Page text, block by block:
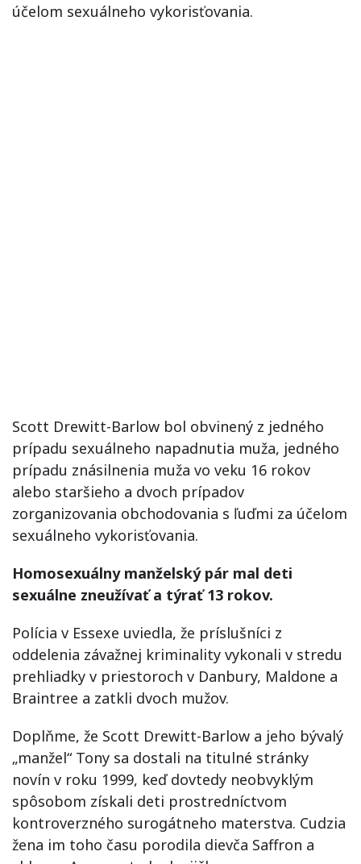
účelom sexuálneho vykorisťovania.
Scott Drewitt-Barlow bol obvinený z jedného
prípadu sexuálneho napadnutia muža, jedného
prípadu znásilnenia muža vo veku 16 rokov
alebo staršieho a dvoch prípadov
zorganizovania obchodovania s ľuďmi za účelom
sexuálneho vykorisťovania.
Homosexuálny manželský pár mal deti
sexuálne zneužívať a týrať 13 rokov.
Polícia v Essexe uviedla, že príslušníci z
oddelenia závažnej kriminality vykonali v stredu
prehliadky v priestoroch v Danbury, Maldone a
Braintree a zatkli dvoch mužov.
Doplňme, že Scott Drewitt-Barlow a jeho bývalý
„manžel“ Tony sa dostali na titulné stránky
novín v roku 1999, keď dovtedy neobvyklým
spôsobom získali deti prostredníctvom
kontroverzného surogátneho materstva. Cudzia
žena im toho času porodila dievča Saffron a